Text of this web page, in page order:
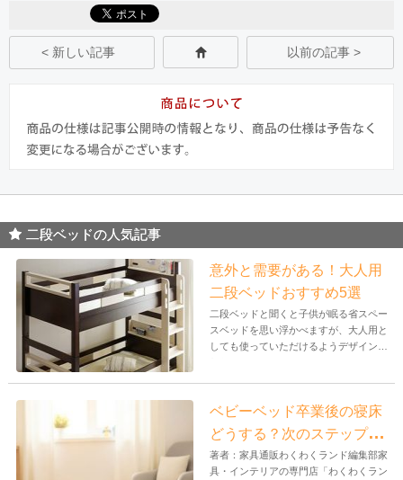
< 新しい記事 以前の記事 >
二段ベッドの人気記事
意外と需要がある！大人用
二段ベッドおすすめ5選
二段ベッドと聞くと子供が眠る省スペー
スベッドを思い浮かべますが、大人用と
しても使っていただけるようデザインさ
ベビーベッド卒業後の寝床
どうする？次のステップと
おすすめ商品
著者：家具通販わくわくランド編集部家
具・インテリアの専門店「わくわくラン